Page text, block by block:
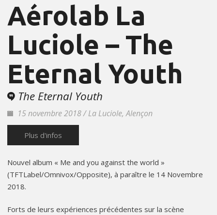
Aérolab La
Luciole – The
Eternal Youth
The Eternal Youth
15 novembre 2018 / La Luciole, Alençon
Plus d'infos
Nouvel album « Me and you against the world »
(TFTLabel/Omnivox/Opposite), à paraître le 14 Novembre
2018.
Forts de leurs expériences précédentes sur la scène